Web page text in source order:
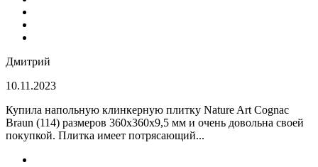
Дмитрий
10.11.2023
Купила напольную клинкерную плитку Nature Art Cognac
Braun (114) размеров 360x360x9,5 мм и очень довольна своей
покупкой. Плитка имеет потрясающий...